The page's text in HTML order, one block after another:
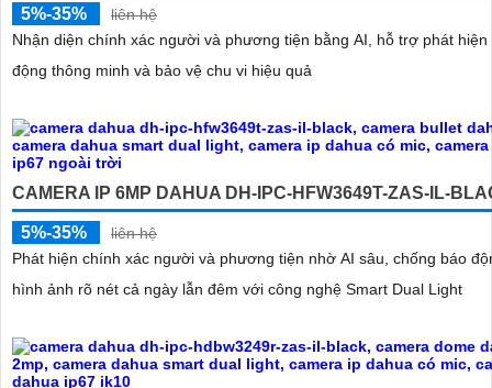
5%-35%
liên hệ
Nhận diện chính xác người và phương tiện bằng AI, hỗ trợ phát hiện
động thông minh và bảo vệ chu vi hiệu quả
CAMERA IP 6MP DAHUA DH-IPC-HFW3649T-ZAS-IL-
5%-35%
liên hệ
Phát hiện chính xác người và phương tiện nhờ AI sâu, chống báo
hình ảnh rõ nét cả ngày lẫn đêm với công nghệ Smart Dual Light